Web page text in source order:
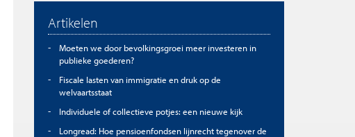
Artikelen
Moeten we door bevolkingsgroei meer investeren in
publieke goederen?
Fiscale lasten van immigratie en druk op de
welvaartsstaat
Individuele of collectieve potjes: een nieuwe kijk
Longread: Hoe pensioenfondsen lijnrecht tegenover de